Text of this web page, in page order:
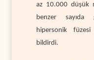
az 10.000 düşük
benzer sayıda
hipersonik füzesi
bildirdi.